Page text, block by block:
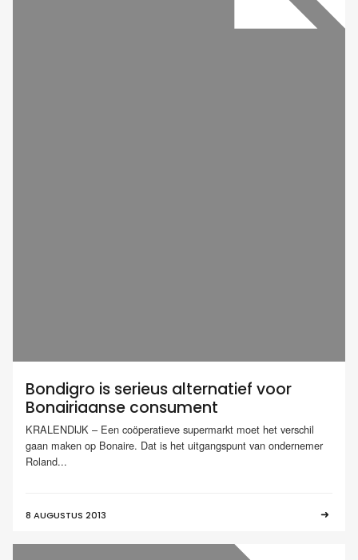
Bondigro is serieus alternatief voor
Bonairiaanse consument
KRALENDIJK – Een coöperatieve supermarkt moet het verschil
gaan maken op Bonaire. Dat is het uitgangspunt van ondernemer
Roland...
8 AUGUSTUS 2013